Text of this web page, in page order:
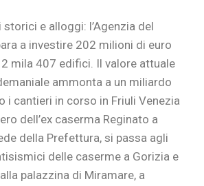
e alloggi: l’Agenzia del
a investire 202 milioni di euro
mila 407 edifici. Il valore attuale
ammonta a un miliardo
i cantieri in corso in Friuli Venezia
dell’ex caserma Reginato a
della Prefettura, si passa agli
delle caserme a Gorizia e
palazzina di Miramare, a